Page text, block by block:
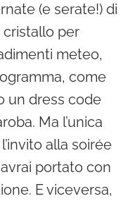
(e serate!) di
cristallo per
meteo,
come
un dress code
Ma l’unica
alla soirée
portato con
E viceversa,